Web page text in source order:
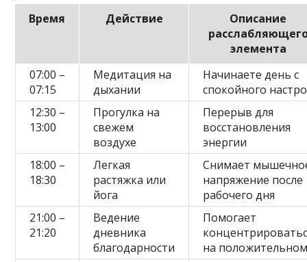
Время Действие
Описание
элемента
07:00 –
07:15
Медитация на
дыхании
Начинаете день с
спокойного
12:30 –
13:00
Прогулка на
свежем
воздухе
Перерыв для
восстановления
энергии
18:00 –
18:30
Легкая
растяжка или
йога
Снимает
напряжение после
рабочего дня
21:00 –
21:20
Ведение
дневника
благодарности
Помогает
на